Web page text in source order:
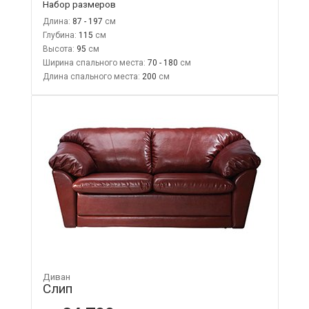
Набор размеров
Длина: 87 - 197
Глубина: 115
Высота: 95
Ширина спального места: 70 - 180
Длина спального места: 200
Диван
Слип